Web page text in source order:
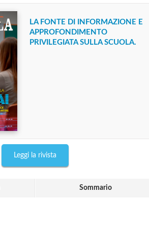
LA FONTE DI INFORMAZIONE E
APPROFONDIMENTO
PRIVILEGIATA SULLA SCUOLA.
Leggi la rivista
Sommario